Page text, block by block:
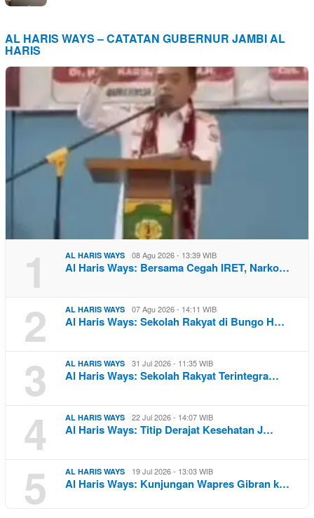
AL HARIS WAYS – CATATAN GUBERNUR JAMBI AL
HARIS
1 AL HARIS WAYS 08 Agu 2026 - 13:39 WIB
Al Haris Ways: Bersama Cegah IRET, Narko…
2 AL HARIS WAYS 07 Agu 2026 - 14:11 WIB
Al Haris Ways: Sekolah Rakyat di Bungo H…
3 AL HARIS WAYS 31 Jul 2026 - 11:35 WIB
Al Haris Ways: Sekolah Rakyat Terintegra…
4 AL HARIS WAYS 22 Jul 2026 - 14:07 WIB
Al Haris Ways: Titip Derajat Kesehatan J…
5 AL HARIS WAYS 19 Jul 2026 - 13:03 WIB
Al Haris Ways: Kunjungan Wapres Gibran k…